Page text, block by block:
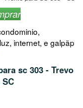
internet, e galpãp
sc 303 - Trevo